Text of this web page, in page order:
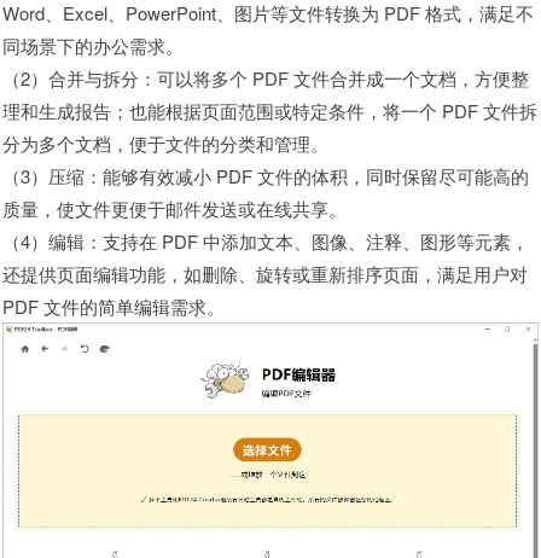
Word、Excel、PowerPoint、图片等文件转换为 PDF 格式，满足不
同场景下的办公需求。
（2）合并与拆分：可以将多个 PDF 文件合并成一个文档，方便整
理和生成报告；也能根据页面范围或特定条件，将一个 PDF 文件拆
分为多个文档，便于文件的分类和管理。
（3）压缩：能够有效减小 PDF 文件的体积，同时保留尽可能高的
质量，使文件更便于邮件发送或在线共享。
（4）编辑：支持在 PDF 中添加文本、图像、注释、图形等元素，
还提供页面编辑功能，如删除、旋转或重新排序页面，满足用户对
PDF 文件的简单编辑需求。